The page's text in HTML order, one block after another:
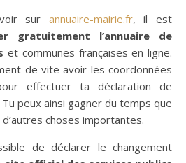
sur annuaire-mairie.fr, il est
gratuitement l’annuaire de
et communes françaises en ligne.
de vite avoir les coordonnées
effectuer ta déclaration de
peux ainsi gagner du temps que
choses importantes.
de déclarer le changement